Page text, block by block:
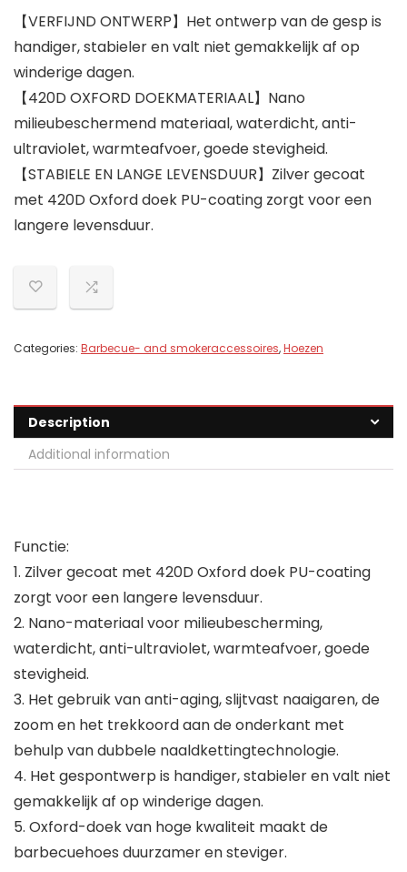
【VERFIJND ONTWERP】Het ontwerp van de gesp is
handiger, stabieler en valt niet gemakkelijk af op
winderige dagen.
【420D OXFORD DOEKMATERIAAL】Nano
milieubeschermend materiaal, waterdicht, anti-
ultraviolet, warmteafvoer, goede stevigheid.
【STABIELE EN LANGE LEVENSDUUR】Zilver gecoat
met 420D Oxford doek PU-coating zorgt voor een
langere levensduur.
Categories: Barbecue- and smokeraccessoires,Hoezen
Description
Additional information
Functie:
1. Zilver gecoat met 420D Oxford doek PU-coating
zorgt voor een langere levensduur.
2. Nano-materiaal voor milieubescherming,
waterdicht, anti-ultraviolet, warmteafvoer, goede
stevigheid.
3. Het gebruik van anti-aging, slijtvast naaigaren, de
zoom en het trekkoord aan de onderkant met
behulp van dubbele naaldkettingtechnologie.
4. Het gespontwerp is handiger, stabieler en valt niet
gemakkelijk af op winderige dagen.
5. Oxford-doek van hoge kwaliteit maakt de
barbecuehoes duurzamer en steviger.